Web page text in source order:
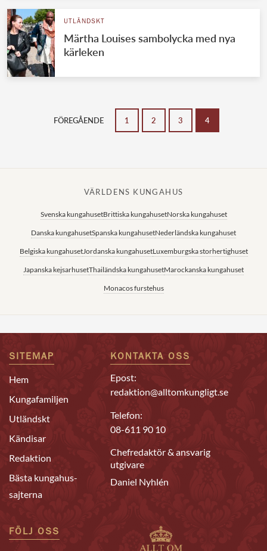
UTLÄNDSKT
Märtha Louises sambolycka med nya
kärleken
FÖREGÅENDE 1 2 3 4
VÄRLDENS KUNGAHUS
Svenska kungahusetBrittiska kungahusetNorska kungahuset
Danska kungahusetSpanska kungahusetNederländska kungahuset
Belgiska kungahusetJordanska kungahusetLuxemburgska storhertighuset
Japanska kejsarhusetThailändska kungahusetMarockanska kungahuset
Monacos furstehus
SITEMAP
Hem
Kungafamiljen
Utländskt
Kändisar
Redaktion
Bästa kungahus-
sajterna
KONTAKTA OSS
Epost:
redaktion@alltomkungligt.se
Telefon:
08-611 90 10
Chefredaktör & ansvarig
utgivare
Daniel Nyhlén
FÖLJ OSS